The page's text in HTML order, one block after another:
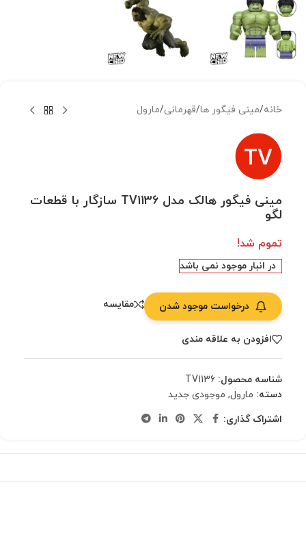
خانه/مینی فیگور ها/قهرمانی/مارول
مینی فیگور هالک مدل TV1136 سازگار با قطعات
لگو
تموم شد!
در انبار موجود نمی باشد
درخواست موجود شدن مقایسه
افزودن به علاقه مندی
شناسه محصول: TV1136
دسته: مارول, موجودی جدید
اشتراک گذاری: